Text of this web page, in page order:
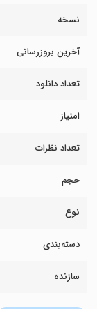
نسخه
آخرین بروزرسانی
تعداد دانلود
امتیاز
تعداد نظرات
حجم
نوع
دسته‌بندی
سازنده